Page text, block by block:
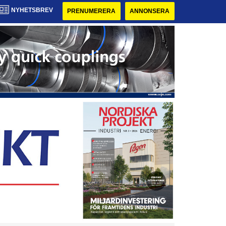
NYHETSBREV PRENUMERERA ANNONSERA